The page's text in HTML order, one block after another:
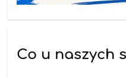
Co u naszych